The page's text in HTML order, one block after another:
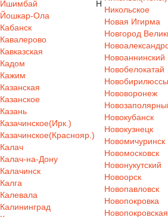
Ишимбай
Йошкар-Ола
Кабанск
Кавалерово
Кавказская
Кадом
Кажим
Казанская
Казанское
Казань
Казачинское(Ирк.)
Казачинское(Краснояр.)
Калач
Калач-на-Дону
Калачинск
Калга
Калевала
Калининград
Н
Никольское
Новая Игирма
Новгород
Новоаннинский
Новобелокатай
Новобирилюссы
Нововоронеж
Новокубанск
Новокузнецк
Новомичуринск
Новомосковск
Новонукутский
Новоорск
Новопавловск
Новопокровка
Новопокровская